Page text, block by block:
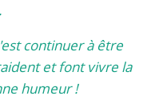
continuer à être
et font vivre la
humeur !